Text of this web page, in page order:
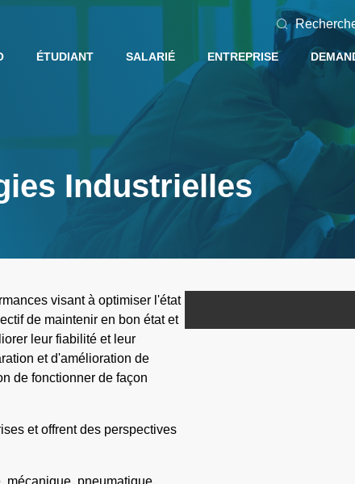
ÉTUDIANT SALARIÉ ENTREPRISE
Industrielles
visant à optimiser l'état
de maintenir en bon état et
leur fiabilité et leur
et d'amélioration de
de fonctionner de façon
et offrent des perspectives
mécanique, pneumatique,